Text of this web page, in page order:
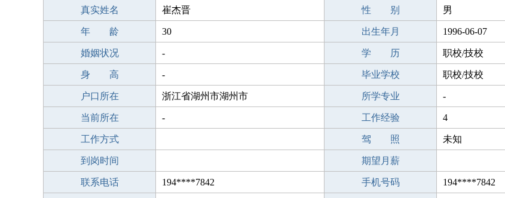
真实姓名 崔杰晋 性 别 男
年 龄 30 出生年月 1996-06-07
婚姻状况 - 学 历 职校/技校
身 高 - 毕业学校 职校/技校
户口所在 浙江省湖州市湖州市 所学专业 -
当前所在 - 工作经验 4
工作方式 驾 照 未知
到岗时间 期望月薪
联系电话 194****7842 手机号码 194****7842